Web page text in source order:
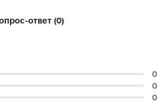
ответ (0)
0
0
0